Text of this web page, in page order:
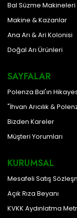
Bal Süzme Makineleri
Makine & Kazanlar
Ana Arı & Ari Kolonisi
Doğal Arı Ürünleri
SAYFALAR
Polenza Bal'ın
"İhvan Arıcılık &
Bizden Kareler
Müşteri Yorumları
KURUMSAL
Mesafeli Satış
Açık Rıza Beyanı
KVKK Aydınlatma